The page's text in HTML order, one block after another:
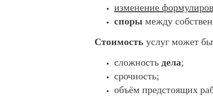
изменение
споры между
Стоимость услуг может
сложность дела;
срочность;
объём предстоящих